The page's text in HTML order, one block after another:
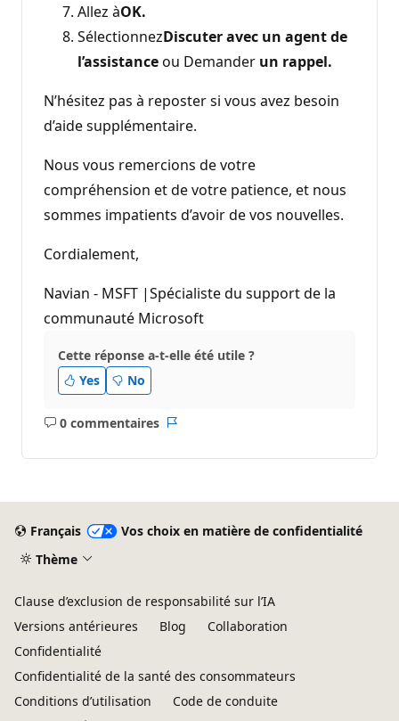
Allez àOK.
SélectionnezDiscuter avec un agent de
l’assistanceou Demander un rappel.
N’hésitez pas à reposter si vous avez besoin
d’aide supplémentaire.
Nous vous remercions de votre
compréhension et de votre patience, et nous
sommes impatients d’avoir de vos nouvelles.
Cordialement,
Navian - MSFT |Spécialiste du support de la
communauté Microsoft
Cette réponse a-t-elle été utile ?
Yes
No
0 commentaires
Aucun
Français
Vos choix en matière de confidentialité
Thème
Clause d’exclusion de responsabilité sur l’IA
Versions antérieures
Blog
Collaboration
Confidentialité
Confidentialité de la santé des consommateurs
Conditions d’utilisation
Code de conduite